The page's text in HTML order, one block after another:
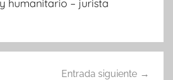
humanitario – jurista
Entrada siguiente